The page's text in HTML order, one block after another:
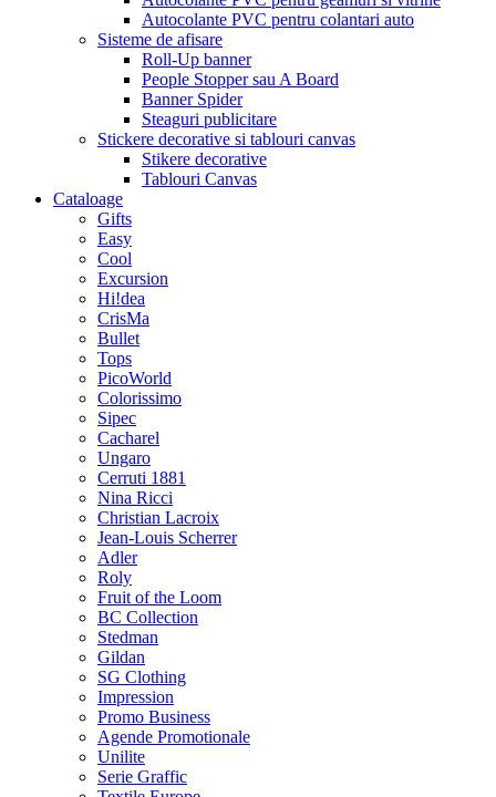
Autocolante PVC pentru colantari auto
Sisteme de afisare
Roll-Up banner
People Stopper sau A Board
Banner Spider
Steaguri publicitare
Stickere decorative si tablouri canvas
Stikere decorative
Tablouri Canvas
Cataloage
Gifts
Easy
Cool
Excursion
Hi!dea
CrisMa
Bullet
Tops
PicoWorld
Colorissimo
Sipec
Cacharel
Ungaro
Cerruti 1881
Nina Ricci
Christian Lacroix
Jean-Louis Scherrer
Adler
Roly
Fruit of the Loom
BC Collection
Stedman
Gildan
SG Clothing
Impression
Promo Business
Agende Promotionale
Unilite
Serie Graffic